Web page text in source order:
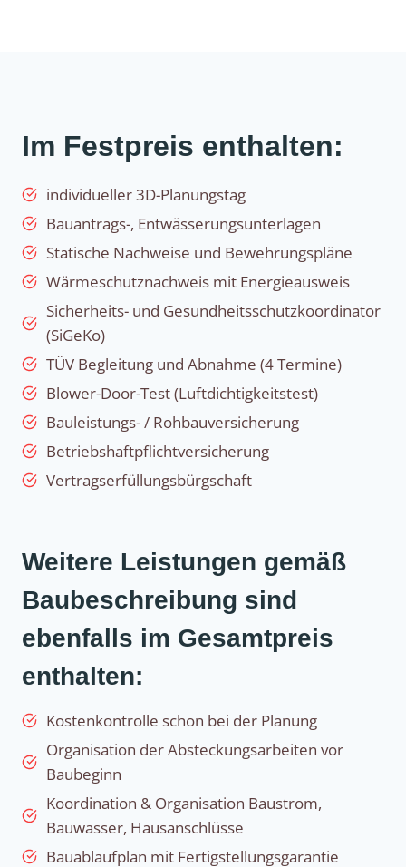
Im Festpreis enthalten:
individueller 3D-Planungstag
Bauantrags-, Entwässerungsunterlagen
Statische Nachweise und Bewehrungspläne
Wärmeschutznachweis mit Energieausweis
Sicherheits- und Gesundheitsschutzkoordinator
(SiGeKo)
TÜV Begleitung und Abnahme (4 Termine)
Blower-Door-Test (Luftdichtigkeitstest)
Bauleistungs- / Rohbauversicherung
Betriebshaftpflichtversicherung
Vertragserfüllungsbürgschaft
Weitere Leistungen gemäß
Baubeschreibung sind
ebenfalls im Gesamtpreis
enthalten:
Kostenkontrolle schon bei der Planung
Organisation der Absteckungsarbeiten vor
Baubeginn
Koordination & Organisation Baustrom,
Bauwasser, Hausanschlüsse
Bauablaufplan mit Fertigstellungsgarantie